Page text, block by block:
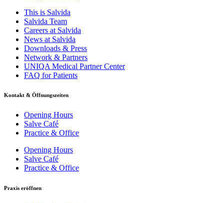
This is Salvida
Salvida Team
Careers at Salvida
News at Salvida
Downloads & Press
Network & Partners
UNIQA Medical Partner Center
FAQ for Patients
Kontakt & Öffnungszeiten
Opening Hours
Salve Café
Practice & Office
Opening Hours
Salve Café
Practice & Office
Praxis eröffnen